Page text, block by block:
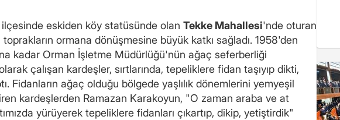
ilçesinde eskiden köy statüsünde olan Tekke Mahallesi'nde oturan
ormana dönüşmesine büyük katkı sağladı. 1958'den
kadar Orman İşletme Müdürlüğü'nün ağaç seferberliği
çalışan kardeşler, sırtlarında, tepeliklere fidan taşıyıp dikti,
Fidanların ağaç olduğu bölgede yaşlılık dönemlerini yemyeşil
kardeşlerden Ramazan Karakoyun, "O zaman araba ve at
yürüyerek tepeliklere fidanları çıkartıp, dikip, yetiştirdik"